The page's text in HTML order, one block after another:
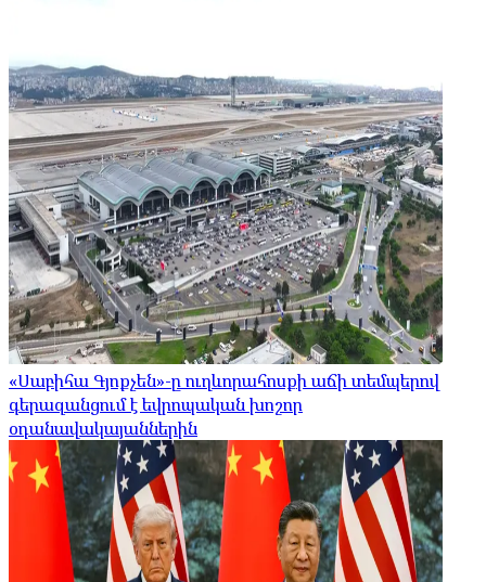
«Սաբիհա Գյոքչեն»-ը ուղևորահոսքի աճի տեմպերով
գերազանցում է եվրոպական խոշոր
օդանավակայաններին